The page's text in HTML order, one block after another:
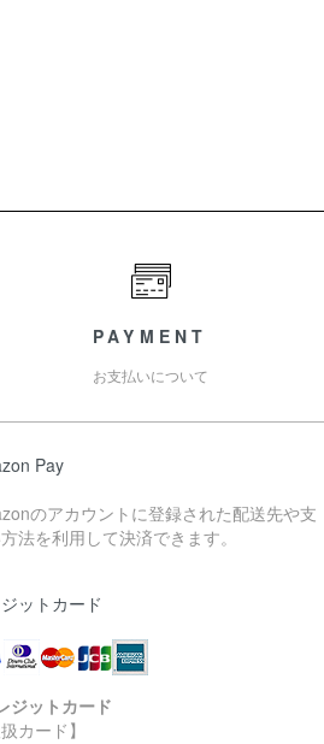
PAYMENT
お支払いについて
Pay
のアカウントに登録された配送先や支
法を利用して決済できます。
ットカード
ジットカード
扱カード】